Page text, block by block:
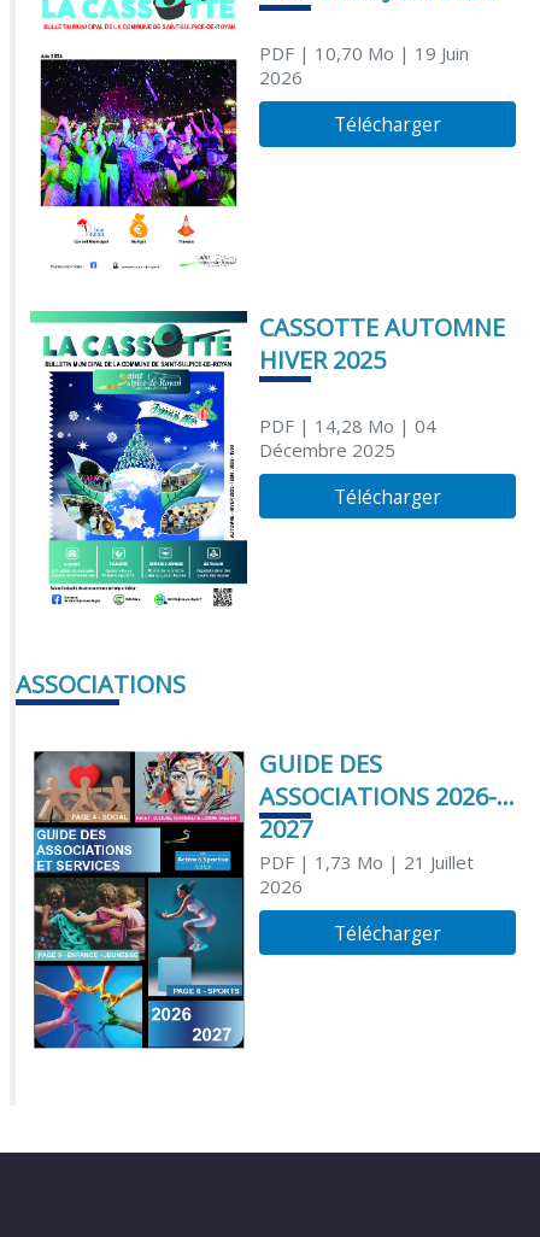
PDF| 10,70 Mo | 19 Juin
2026
Télécharger
CASSOTTE AUTOMNE
HIVER 2025
PDF| 14,28 Mo | 04
Décembre 2025
Télécharger
ASSOCIATIONS
GUIDE DES
ASSOCIATIONS 2026-
2027
PDF| 1,73 Mo | 21 Juillet
2026
Télécharger